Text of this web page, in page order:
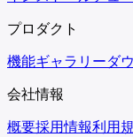
プロダクト
機能ギャラリーダ
会社情報
概要採用情報利用